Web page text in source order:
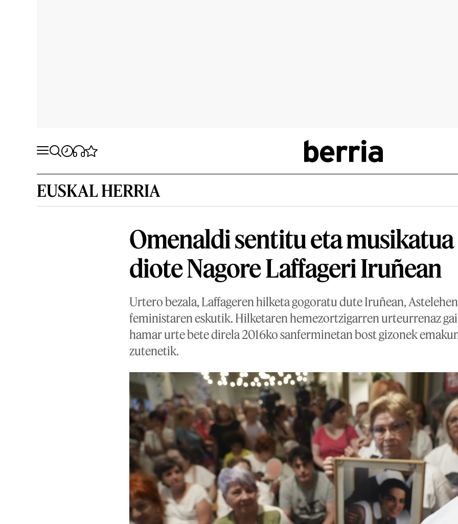
EUSKAL HERRIA
Omenaldi sentitu eta
diote Nagore Laffageri Iruñean
Urtero bezala, Laffageren hilketa gogoratu dute Iruñean,
feministaren eskutik. Hilketaren hemezortzigarren urteurrenaz
hamar urte bete direla 2016ko sanferminetan bost gizonek
zutenetik.